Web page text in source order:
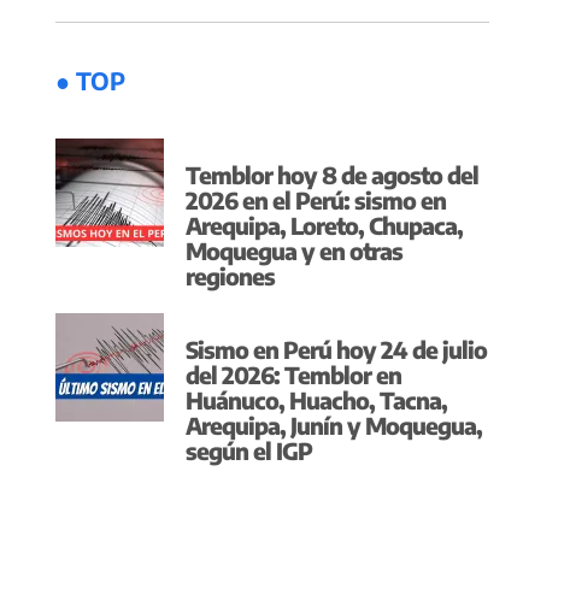
● TOP
Temblor hoy 8 de agosto del
2026 en el Perú: sismo en
Arequipa, Loreto, Chupaca,
Moquegua y en otras
regiones
Sismo en Perú hoy 24 de julio
del 2026: Temblor en
Huánuco, Huacho, Tacna,
Arequipa, Junín y Moquegua,
según el IGP